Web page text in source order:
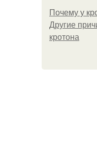
Почему у
Другие
кротона